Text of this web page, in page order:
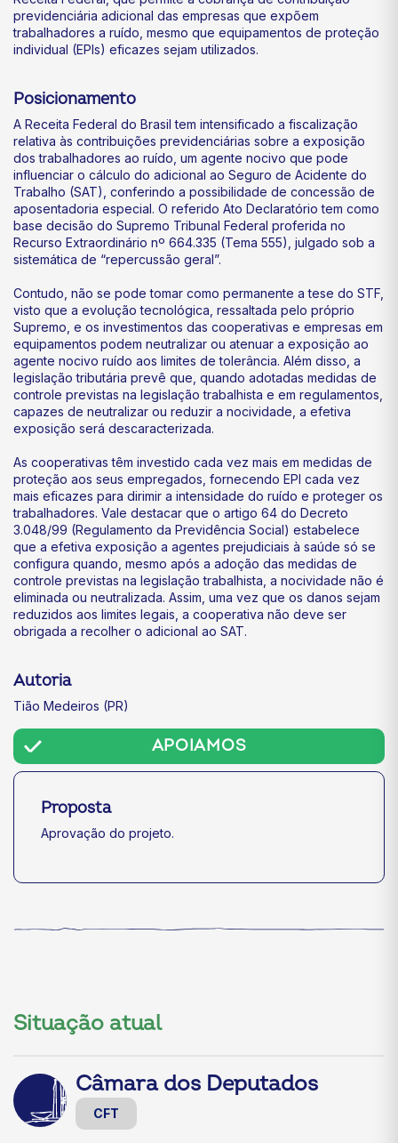
previdenciária adicional das empresas que expõem
trabalhadores a ruído, mesmo que equipamentos de proteção
individual (EPIs) eficazes sejam utilizados.
Posicionamento
A Receita Federal do Brasil tem intensificado a fiscalização
relativa às contribuições previdenciárias sobre a exposição
dos trabalhadores ao ruído, um agente nocivo que pode
influenciar o cálculo do adicional ao Seguro de Acidente do
Trabalho (SAT), conferindo a possibilidade de concessão de
aposentadoria especial. O referido Ato Declaratório tem como
base decisão do Supremo Tribunal Federal proferida no
Recurso Extraordinário nº 664.335 (Tema 555), julgado sob a
sistemática de “repercussão geral”.
Contudo, não se pode tomar como permanente a tese do STF,
visto que a evolução tecnológica, ressaltada pelo próprio
Supremo, e os investimentos das cooperativas e empresas em
equipamentos podem neutralizar ou atenuar a exposição ao
agente nocivo ruído aos limites de tolerância. Além disso, a
legislação tributária prevê que, quando adotadas medidas de
controle previstas na legislação trabalhista e em regulamentos,
capazes de neutralizar ou reduzir a nocividade, a efetiva
exposição será descaracterizada.
As cooperativas têm investido cada vez mais em medidas de
proteção aos seus empregados, fornecendo EPI cada vez
mais eficazes para dirimir a intensidade do ruído e proteger os
trabalhadores. Vale destacar que o artigo 64 do Decreto
3.048/99 (Regulamento da Previdência Social) estabelece
que a efetiva exposição a agentes prejudiciais à saúde só se
configura quando, mesmo após a adoção das medidas de
controle previstas na legislação trabalhista, a nocividade não é
eliminada ou neutralizada. Assim, uma vez que os danos sejam
reduzidos aos limites legais, a cooperativa não deve ser
obrigada a recolher o adicional ao SAT.
Autoria
Tião Medeiros (PR)
APOIAMOS
Proposta
Aprovação do projeto.
Situação atual
Câmara dos Deputados
CFT